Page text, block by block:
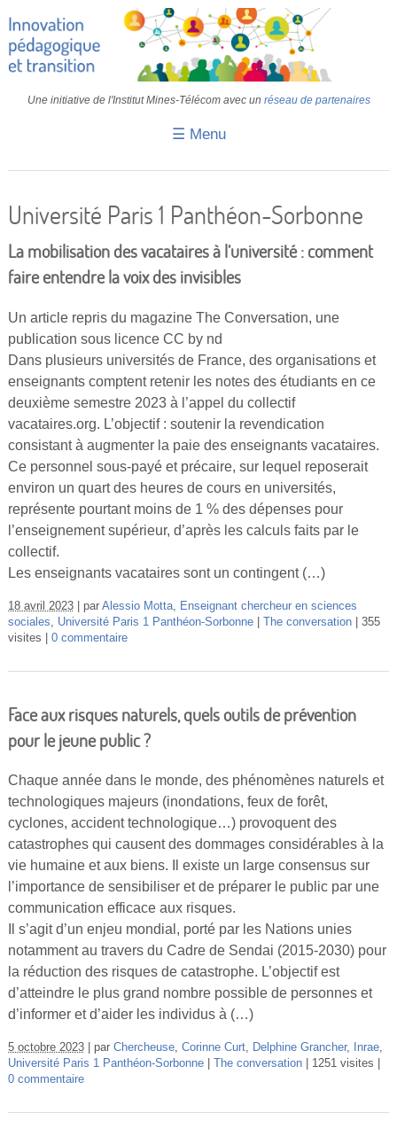
Une initiative de l'Institut Mines-Télécom avec un réseau de partenaires
☰ Menu
Transition
IMT
Colloques
Vidéos
S’inscrire
Se connecter
Université Paris 1 Panthéon-Sorbonne
La mobilisation des vacataires à l’université : comment
faire entendre la voix des invisibles
Un article repris du magazine The Conversation, une
publication sous licence CC by nd
Dans plusieurs universités de France, des organisations et
enseignants comptent retenir les notes des étudiants en ce
deuxième semestre 2023 à l’appel du collectif
vacataires.org. L’objectif : soutenir la revendication
consistant à augmenter la paie des enseignants vacataires.
Ce personnel sous-payé et précaire, sur lequel reposerait
environ un quart des heures de cours en universités,
représente pourtant moins de 1 % des dépenses pour
l’enseignement supérieur, d’après les calculs faits par le
collectif.
Les enseignants vacataires sont un contingent (…)
18 avril 2023 par Alessio Motta,
Enseignant chercheur en sciences
sociales
Université Paris 1 Panthéon-Sorbonne The conversation
355
visites
0 commentaire
Face aux risques naturels, quels outils de prévention
pour le jeune public ?
Chaque année dans le monde, des phénomènes naturels et
technologiques majeurs (inondations, feux de forêt,
cyclones, accident technologique…) provoquent des
catastrophes qui causent des dommages considérables à la
vie humaine et aux biens. Il existe un large consensus sur
l’importance de sensibiliser et de préparer le public par une
communication efficace aux risques.
Il s’agit d’un enjeu mondial, porté par les Nations unies
notamment au travers du Cadre de Sendai (2015-2030) pour
la réduction des risques de catastrophe. L’objectif est
d’atteindre le plus grand nombre possible de personnes et
d’informer et d’aider les individus à (…)
5 octobre 2023 par Chercheuse, Corinne Curt, Delphine Grancher, Inrae,
Université Paris 1 Panthéon-Sorbonne
The conversation
1251 visites
0 commentaire